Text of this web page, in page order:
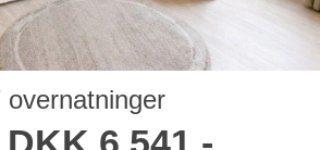
overnatninger